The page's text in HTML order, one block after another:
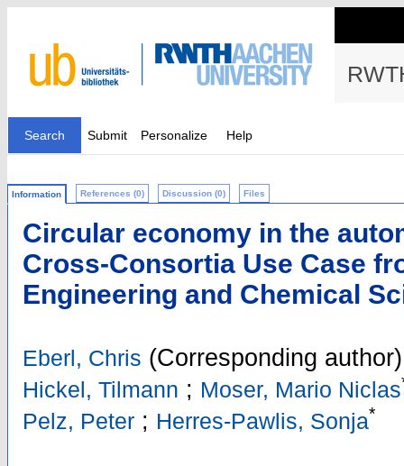
Search Submit Personalize Help
Information References (0) Discussion (0) Files
Circular economy in the
Cross-Consortia Use Case
Engineering and Chemical
Eberl, Chris (Corresponding author)
Hickel, Tilmann ; Moser, Mario Niclas
Pelz, Peter ; Herres-Pawlis, Sonja*